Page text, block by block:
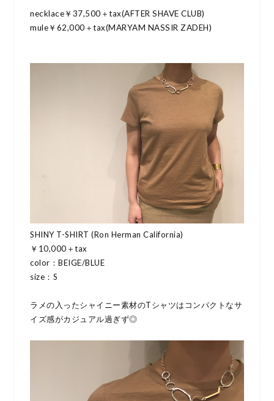
necklace￥37,500＋tax(AFTER SHAVE CLUB)
mule￥62,000＋tax(MARYAM NASSIR ZADEH)
SHINY T-SHIRT (Ron Herman California)
￥10,000＋tax
color：BEIGE/BLUE
size：S
ラメの入ったシャイニー素材のTシャツはコンパクトなサ
イズ感がカジュアル過ぎず◎